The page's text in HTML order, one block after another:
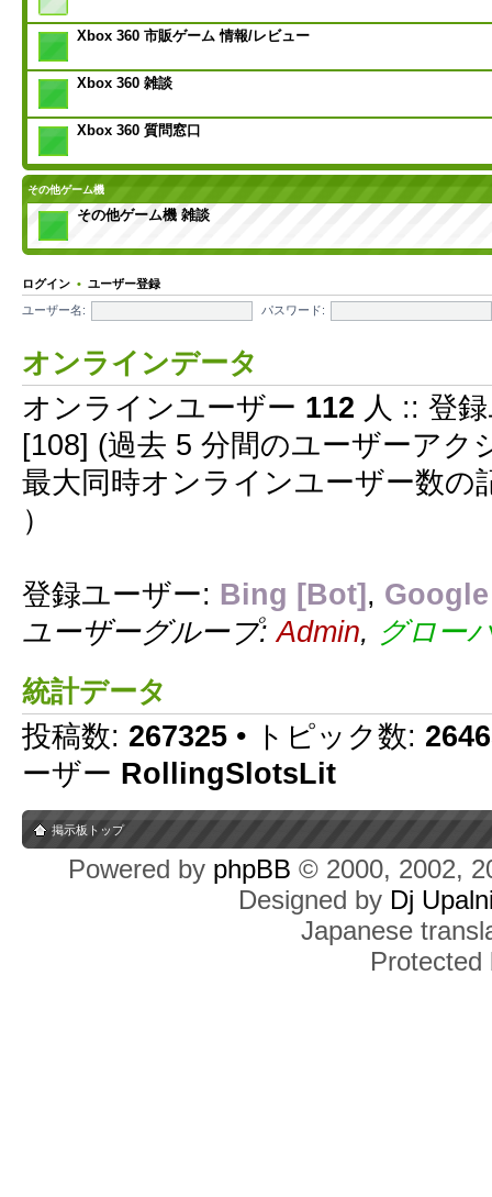
Xbox 360 市販ゲーム 情報/レビュー
Xbox 360 雑談
Xbox 360 質問窓口
その他ゲーム機
その他ゲーム機 雑談
ログイン • ユーザー登録
ユーザー名: パスワード:
オンラインデータ
オンラインユーザー 112 人 :: 登
[108] (過去 5 分間のユーザーア
最大同時オンラインユーザー数の
）
登録ユーザー: Bing [Bot] ,
ユーザーグループ:Admin, グロー
統計データ
投稿数: 267325 • トピック数:
ーザー RollingSlotsLit
掲示板トップ
Powered by phpBB © 2000, 2002,
Designed by Dj
Japanese